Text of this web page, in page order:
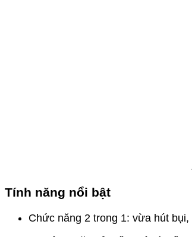
Tính năng nổi bật
Chức năng 2 trong 1: vừa hút